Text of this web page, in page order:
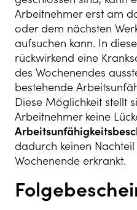
Arbeitnehmer erst am
oder dem nächsten
aufsuchen kann. In
rückwirkend eine
des Wochenendes
bestehende
Diese Möglichkeit stellt
Arbeitnehmer keine
dadurch keinen
Wochenende erkrankt.